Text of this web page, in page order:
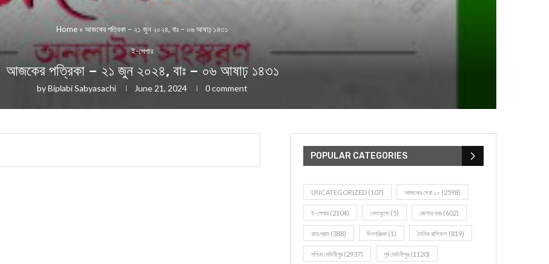
Home » আজকের পত্রিকা – ২১ জুন ২০২৪, বাঃ – ০৬ আষাঢ় ১৪৩১
ই-পেপার
আজকের পত্রিকা – ২১ জুন ২০২৪, বাঃ – ০৬ আষাঢ় ১৪৩১
byBiplabi Sabyasachi June 21, 2024 0 comment
POPULAR CATEGORIES
UNCATEGORIZED (107) আজকের সেরা ১০ (2598)
ই-পেপার (2104) খেলাধূলো (5) জেলার খবর (602)
ঝাড়গ্রাম (388) দিনপঞ্জিকা (1) দৈনিক রাশিফল (819)
পশ্চিম মেদিনীপুর (2937) পূর্ব মেদিনীপুর (1120)